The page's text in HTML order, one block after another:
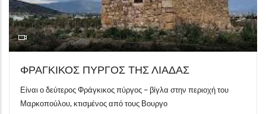
Gallery
ΦΡΑΓΚΙΚΟΣ ΠΥΡΓΟΣ ΤΗΣ ΛΙΑΔΑΣ
Είναι ο δεύτερος Φράγκικος πύργος – βίγλα στην περιοχή του
Μαρκοπούλου, κτισμένος από τους Βουργο